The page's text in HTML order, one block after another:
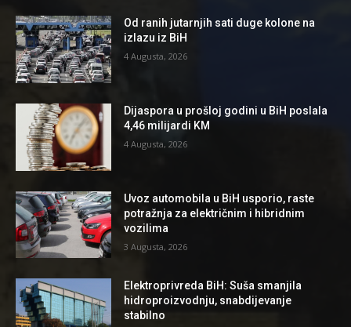
Od ranih jutarnjih sati duge kolone na
izlazu iz BiH
4 Augusta, 2026
Dijaspora u prošloj godini u BiH poslala
4,46 milijardi KM
4 Augusta, 2026
Uvoz automobila u BiH usporio, raste
potražnja za električnim i hibridnim
vozilima
3 Augusta, 2026
Elektroprivreda BiH: Suša smanjila
hidroproizvodnju, snabdijevanje
stabilno